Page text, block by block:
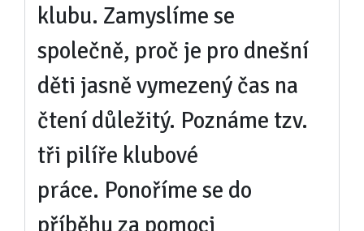
klubu. Zamyslíme se
společně, proč je pro dnešní
děti jasně vymezený čas na
čtení důležitý. Poznáme tzv.
tři pilíře klubové
práce. Ponoříme se do
příběhu za pomoci